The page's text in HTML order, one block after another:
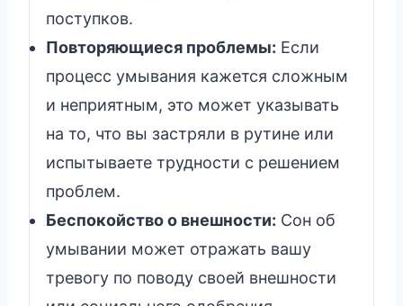
поступков.
Повторяющиеся проблемы: Если
процесс умывания кажется сложным
и неприятным, это может указывать
на то, что вы застряли в рутине или
испытываете трудности с решением
проблем.
Беспокойство о внешности: Сон об
умывании может отражать вашу
тревогу по поводу своей внешности